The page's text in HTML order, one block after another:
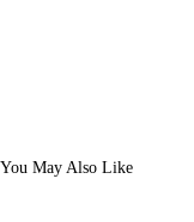
You May Also Like